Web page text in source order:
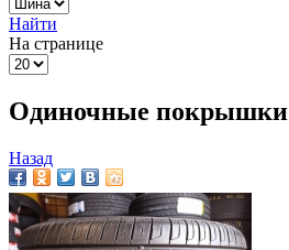
Найти
На странице
Одиночные покрышки
Назад